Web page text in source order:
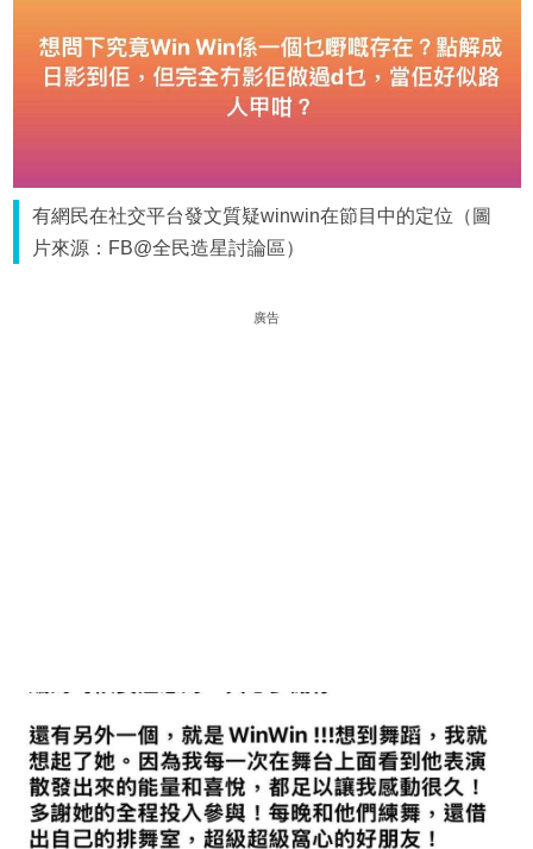
有網民在社交平台發文質疑winwin在節目中的定位（圖
片來源：FB@全民造星討論區）
廣告